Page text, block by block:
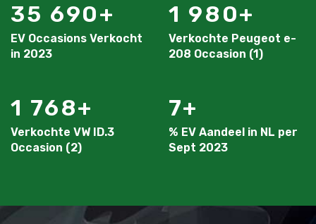
35 690
EV Occasions Verkocht
in 2023
1 980
Verkochte Peugeot e-
208 Occasion (1)
1 768
Verkochte VW ID.3
Occasion (2)
7
% EV Aandeel in NL per
Sept 2023